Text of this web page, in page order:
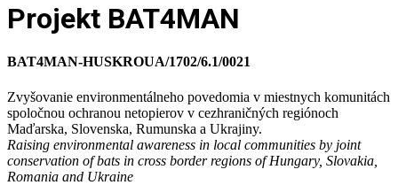
Projekt BAT4MAN
BAT4MAN-HUSKROUA/1702/6.1/0021
Zvyšovanie environmentálneho povedomia v miestnych komunitách
spoločnou ochranou netopierov v cezhraničných regiónoch
Maďarska, Slovenska, Rumunska a Ukrajiny.
Raising environmental awareness in local communities by joint
conservation of bats in cross border regions of Hungary, Slovakia,
Romania and Ukraine